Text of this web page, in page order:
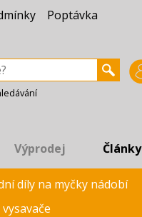
Poptávka
Výprodej Články
díly na myčky nádobí